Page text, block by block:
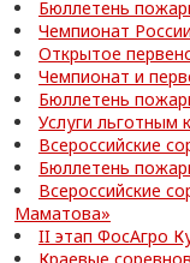
Бюллетень
Чемпионат
Открытое
Чемпионат и
Бюллетень
Услуги льготным
Всероссийские
Бюллетень
Всероссийские
Маматова»
II этап ФосАгро